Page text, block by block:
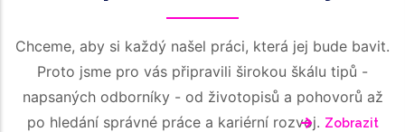
Chceme, aby si každý našel práci, která jej bude bavit.
Proto jsme pro vás připravili širokou škálu tipů -
napsaných odborníky - od životopisů a pohovorů až
po hledání správné práce a kariérní rozvoj. Zobrazit